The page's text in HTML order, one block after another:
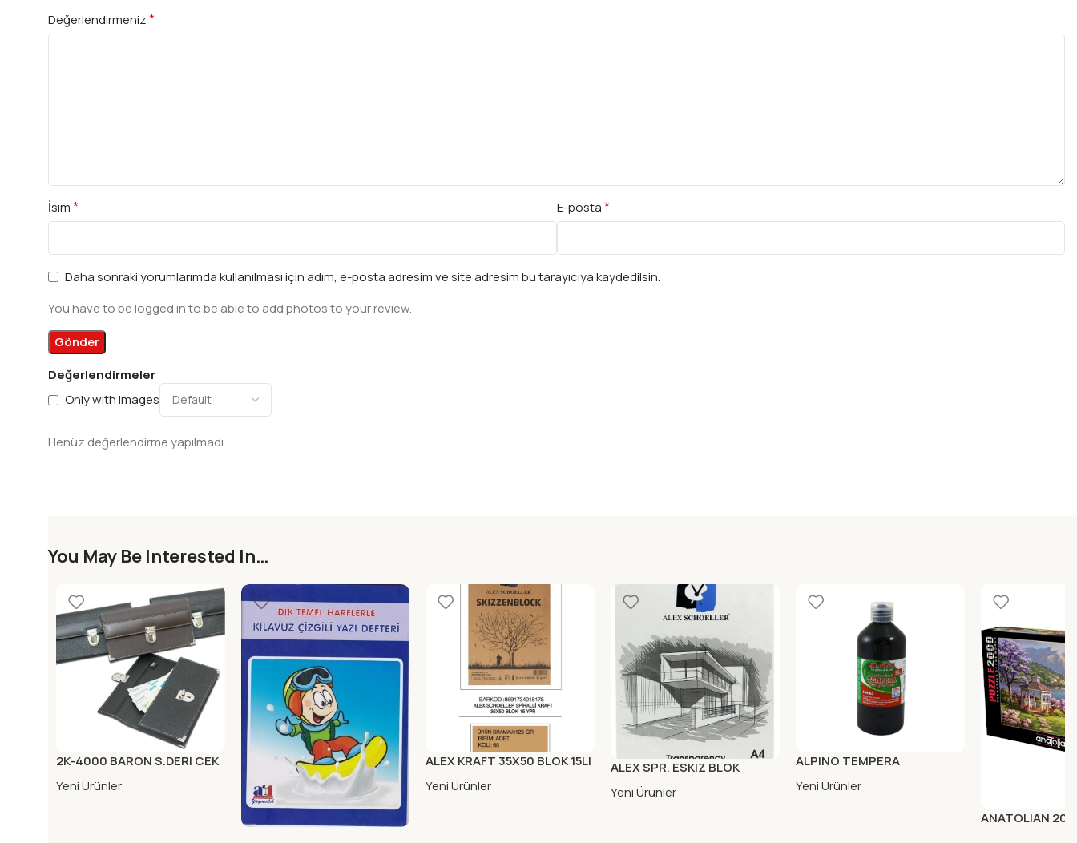
Değerlendirmeler
Only with images
Henüz değerlendirme yapılmadı.
Değerlendirmeniz*
İsim* E-posta*
Daha sonraki yorumlarımda kullanılması için adım, e-posta adresim ve site adresim bu tarayıcıya kaydedilsin.
You have to be logged in to be able to add photos to your review.
You May Be Interested In…
2K-4000 BARON S.DERI CEK
SENET PORTFOYU KAHVE
Yeni Ürünler
ALEX KRAFT 35X50 BLOK 15LI
Yeni Ürünler
ALEX SPR. ESKIZ BLOK
50/55GR A4 DIK
Yeni Ürünler
ALPINO TEMPERA
SULUBOYA 500M SIYAH
Yeni Ürünler
ANATOLIAN